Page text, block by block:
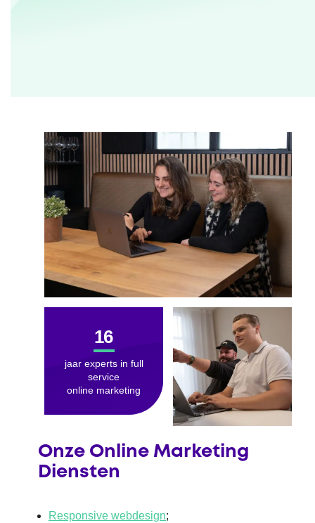
Onze Online Marketing
Diensten
Responsive webdesign;
16
jaar experts in full
service
online marketing